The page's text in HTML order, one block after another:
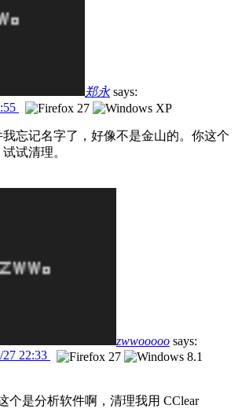
郑永 says:
忘记名字了，好像不是金山的。你这个
试清理。
zwwooooo says:
27 22:33
个是分析软件啊，清理我用 CClear